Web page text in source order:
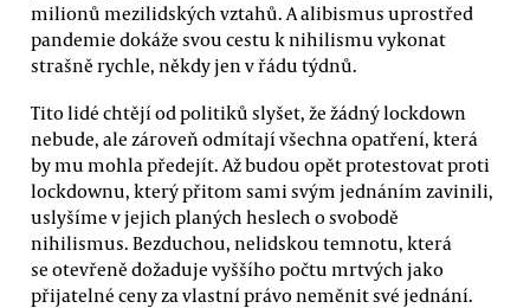
milionů mezilidských vztahů. A alibismus uprostřed
pandemie dokáže svou cestu k nihilismu vykonat
strašně rychle, někdy jen v řádu týdnů.
Tito lidé chtějí od politiků slyšet, že žádný lockdown
nebude, ale zároveň odmítají všechna opatření, která
by mu mohla předejít. Až budou opět protestovat proti
lockdownu, který přitom sami svým jednáním zavinili,
uslyšíme v jejich planých heslech o svobodě
nihilismus. Bezduchou, nelidskou temnotu, která
se otevřeně dožaduje vyššího počtu mrtvých jako
přijatelné ceny za vlastní právo neměnit své jednání.